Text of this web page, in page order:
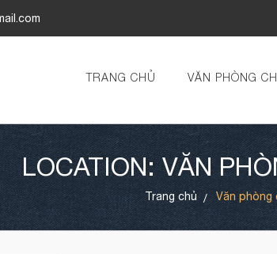
TRANG CHỦ VĂN PHÒNG
LOCATION: VĂN
Trang chủ Văn phòng